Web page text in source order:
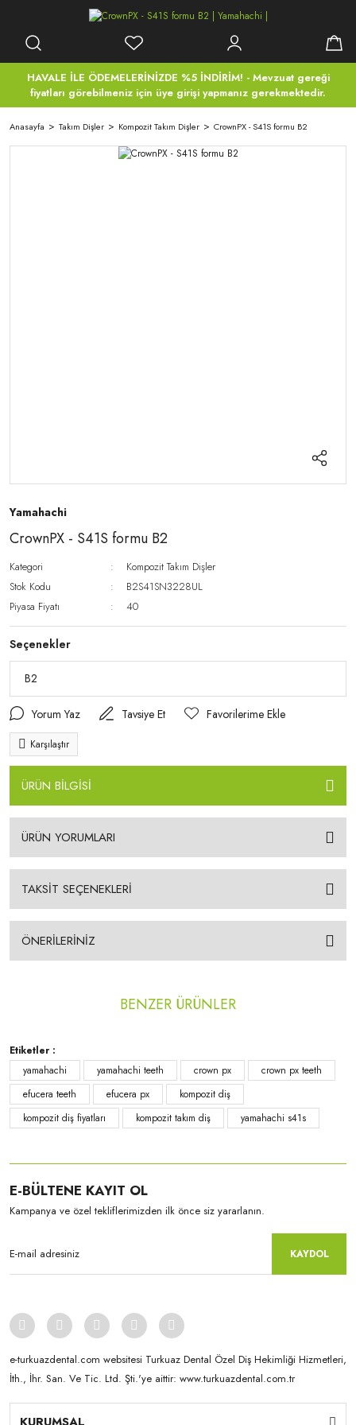
HAVALE İLE ÖDEMELERİNİZDE %5 İNDİRİM! - Mevzuat gereği
fiyatları görebilmeniz için üye girişi yapmanız gerekmektedir.
Anasayfa Takım Dişler Kompozit Takım Dişler CrownPX - S41S formu B2
Yamahachi
CrownPX - S41S formu B2
Kategori
Kompozit Takım Dişler
Stok Kodu
B2S41SN3228UL
Piyasa Fiyatı
40
Seçenekler
Yorum Yaz Tavsiye Et
Karşılaştır
ÜRÜN BİLGİSİ
ÜRÜN YORUMLARI
TAKSİT SEÇENEKLERİ
ÖNERİLERİNİZ
BENZER ÜRÜNLER
Yamahachi
CrownPX - S71 formu D3
Yamahachi
Etiketler :
yamahachi
yamahachi teeth crown px
crown px teeth
efucera teeth
efucera px
kompozit diş
kompozit diş fiyatları
kompozit takım diş yamahachi s41s
E-BÜLTENE KAYIT OL
Kampanya ve özel tekliflerimizden ilk önce siz yararlanın.
KAYDOL
e-turkuazdental.com websitesi Turkuaz Dental Özel Diş Hekimliği Hizmetleri,
İth., İhr. San. Ve Tic. Ltd. Şti.'ye aittir: www.turkuazdental.com.tr